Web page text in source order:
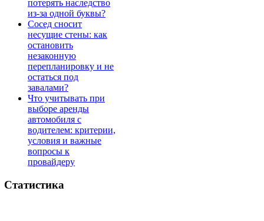
потерять наследство
из-за одной буквы?
Сосед сносит
несущие стены: как
остановить
незаконную
перепланировку и не
остаться под
завалами?
Что учитывать при
выборе аренды
автомобиля с
водителем: критерии,
условия и важные
вопросы к
провайдеру
Статистика